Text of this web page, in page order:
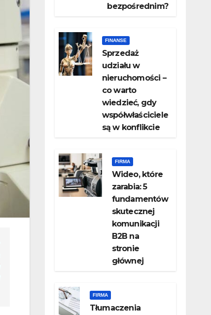
bezpośrednim?
FINANSE
Sprzedaż
udziału w
nieruchomości –
co warto
wiedzieć, gdy
współwłaściciele
są w konflikcie
FIRMA
Wideo, które
zarabia: 5
fundamentów
skutecznej
komunikacji
B2B na
stronie
głównej
FIRMA
Tłumaczenia